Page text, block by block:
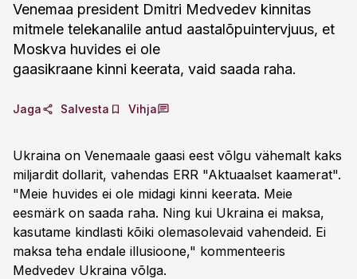
Venemaa president Dmitri Medvedev kinnitas
mitmele telekanalile antud aastalõpuintervjuus, et
Moskva huvides ei ole
gaasikraane kinni keerata, vaid saada raha.
Jaga Salvesta Vihja
Ukraina on Venemaale gaasi eest võlgu vähemalt kaks
miljardit dollarit, vahendas ERR "Aktuaalset kaamerat".
"Meie huvides ei ole midagi kinni keerata. Meie
eesmärk on saada raha. Ning kui Ukraina ei maksa,
kasutame kindlasti kõiki olemasolevaid vahendeid. Ei
maksa teha endale illusioone," kommenteeris
Medvedev Ukraina võlga.